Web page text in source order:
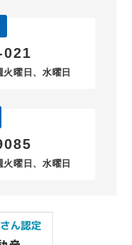
曜日、水曜日
曜日、水曜日